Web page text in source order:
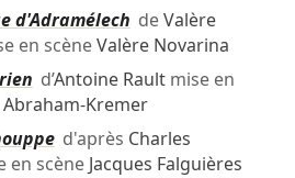
d'Adramélech deValère
en scèneValère Novarina
d’Antoine Raultmise en
Kremer
d'après Charles
en scène Jacques Falguières